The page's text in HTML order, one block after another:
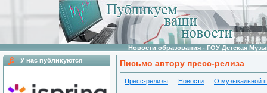
Новости образования - ГОУ Детская
У нас публикуются
Письмо автору пресс-релиза
Пресс-релизы Новости О музыкальной